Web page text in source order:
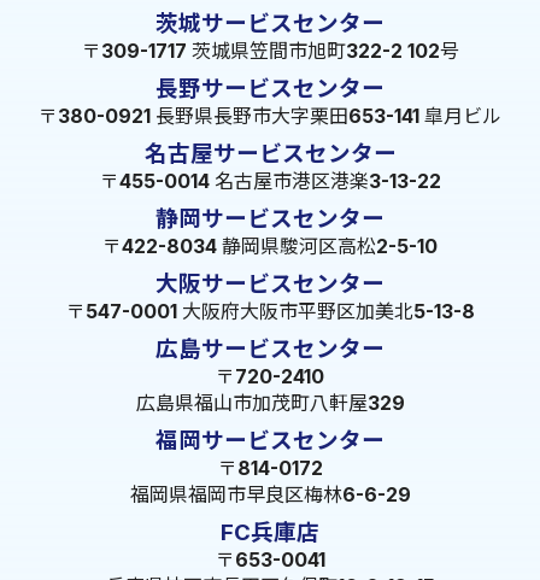
茨城サービスセンター
〒309-1717 茨城県笠間市旭町322-2 102号
長野サービスセンター
〒380-0921 長野県長野市大字栗田653-141 皐月ビル
名古屋サービスセンター
〒455-0014 名古屋市港区港楽3-13-22
静岡サービスセンター
〒422-8034 静岡県駿河区高松2-5-10
大阪サービスセンター
〒547-0001 大阪府大阪市平野区加美北5-13-8
広島サービスセンター
〒720-2410
広島県福山市加茂町八軒屋329
福岡サービスセンター
〒814-0172
福岡県福岡市早良区梅林6-6-29
FC兵庫店
〒653-0041